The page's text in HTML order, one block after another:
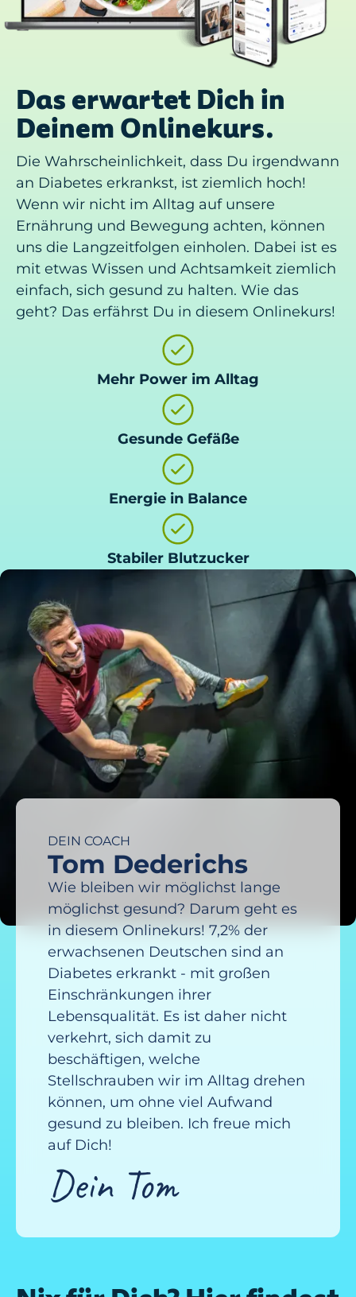
Das erwartet Dich in
Deinem Onlinekurs.
Die Wahrscheinlichkeit, dass Du irgendwann
an Diabetes erkrankst, ist ziemlich hoch!
Wenn wir nicht im Alltag auf unsere
Ernährung und Bewegung achten, können
uns die Langzeitfolgen einholen. Dabei ist es
mit etwas Wissen und Achtsamkeit ziemlich
einfach, sich gesund zu halten. Wie das
geht? Das erfährst Du in diesem Onlinekurs!
Mehr Power im Alltag
Gesunde Gefäße
Energie in Balance
Stabiler Blutzucker
DEIN COACH
Tom Dederichs
Wie bleiben wir möglichst lange
möglichst gesund? Darum geht es
in diesem Onlinekurs! 7,2% der
erwachsenen Deutschen sind an
Diabetes erkrankt - mit großen
Einschränkungen ihrer
Lebensqualität. Es ist daher nicht
verkehrt, sich damit zu
beschäftigen, welche
Stellschrauben wir im Alltag drehen
können, um ohne viel Aufwand
gesund zu bleiben. Ich freue mich
auf Dich!
Dein Tom